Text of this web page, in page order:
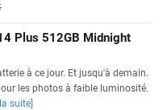
Plus 512GB Midnight
à ce jour. Et jusqu'à demain.
les photos à faible luminosité.
suite]